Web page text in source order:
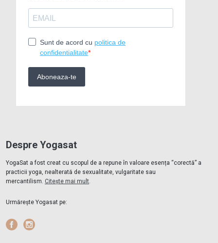
Despre Yogasat
YogaSat a fost creat cu scopul de a repune în valoare esența “corectă” a
practicii yoga, nealterată de sexualitate, vulgaritate sau
mercantilism. Citește mai mult
Urmărește Yogasat pe:
Facebook